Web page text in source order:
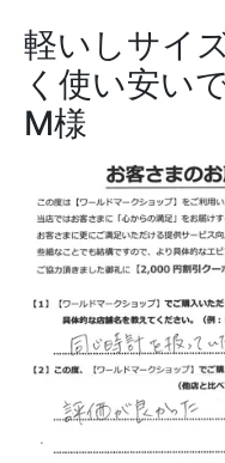
軽いしサイ
く使い安い
M様